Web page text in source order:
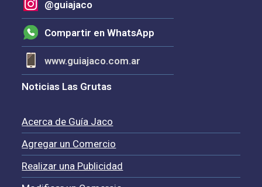
@guiajaco
Compartir en WhatsApp
www.guiajaco.com.ar
Noticias Las Grutas
Acerca de Guía Jaco
Agregar un Comercio
Realizar una Publicidad